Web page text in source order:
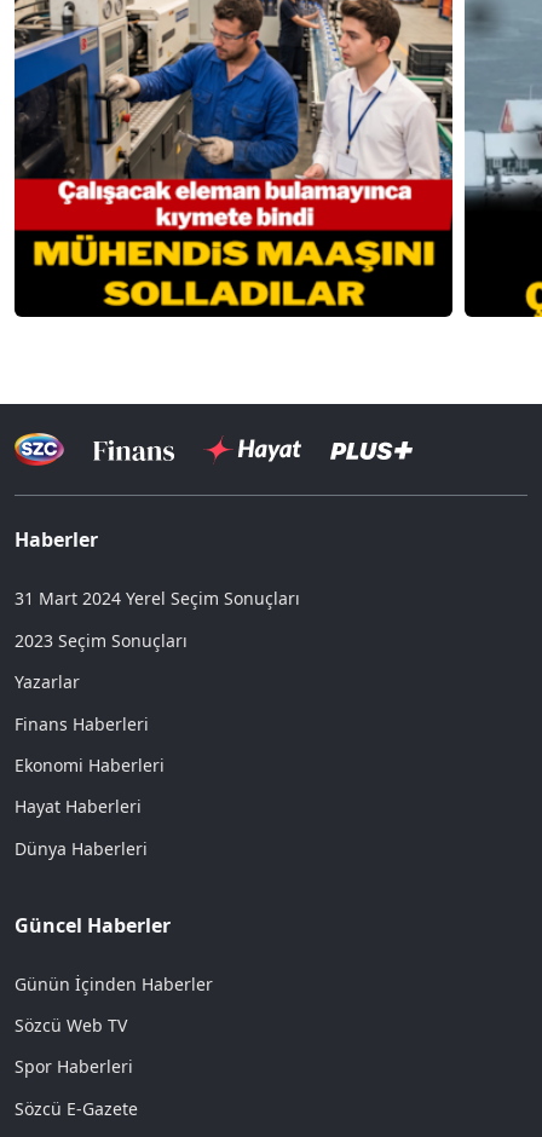
Haberler
31 Mart 2024 Yerel Seçim Sonuçları
2023 Seçim Sonuçları
Yazarlar
Finans Haberleri
Ekonomi Haberleri
Hayat Haberleri
Dünya Haberleri
Güncel Haberler
Günün İçinden Haberler
Sözcü Web TV
Spor Haberleri
Sözcü E-Gazete